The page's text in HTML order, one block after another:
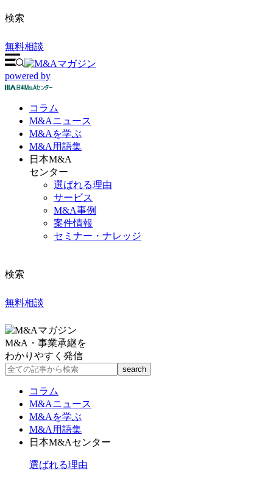
検索
無料相談
powered by
コラム
M&Aニュース
M&Aを学ぶ
M&A 用語集
日本M&A
センター
選ばれる理由
サービス
M&A事例
案件情報
セミナー・ナレッジ
検索
無料相談
M&A・事業承継を
わかりやすく発信
コラム
M&Aニュース
M&Aを学ぶ
M&A用語集
日本M&Aセンター
選ばれる理由